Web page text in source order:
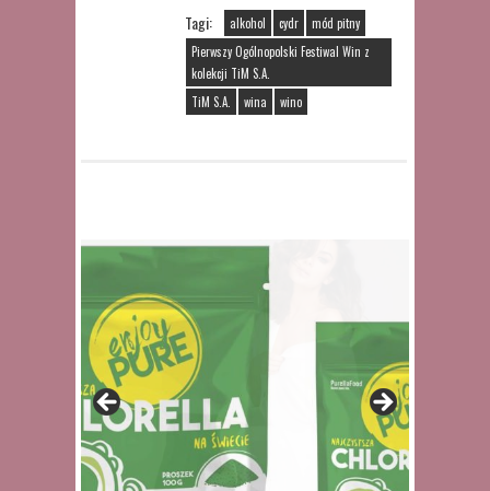
Tagi: alkohol cydr
mód pitny
Pierwszy Ogólnopolski Festiwal Win z
kolekcji TiM S.A.
TiM S.A.
wina wino